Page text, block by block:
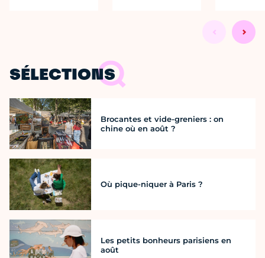
SÉLECTIONS
Brocantes et vide-greniers : on
chine où en août ?
Où pique-niquer à Paris ?
Les petits bonheurs parisiens en
août